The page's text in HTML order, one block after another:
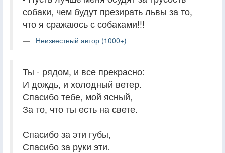
собаки, чем будут презирать львы за то,
что я сражаюсь с собаками!!!
Неизвестный автор (1000+)
Ты - рядом, и все прекрасно:
И дождь, и холодный ветер.
Спасибо тебе, мой ясный,
За то, что ты есть на свете.
Спасибо за эти губы,
Спасибо за руки эти.